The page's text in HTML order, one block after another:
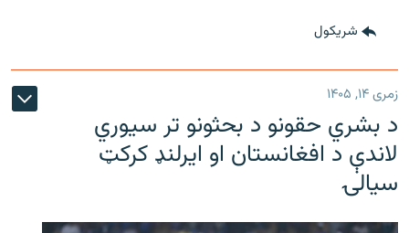
شريکول
زمری ۱۴, ۱۴۰۵
د بشري حقونو د بحثونو تر سیوري
لاندې د افغانستان او ایرلنډ کرکټ
سیالۍ